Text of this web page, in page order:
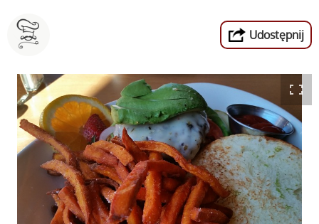
Udostępnij